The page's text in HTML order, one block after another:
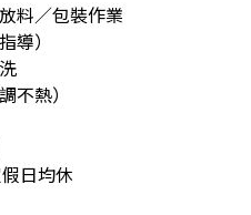
料／包裝作業
導）
不熱）
日均休